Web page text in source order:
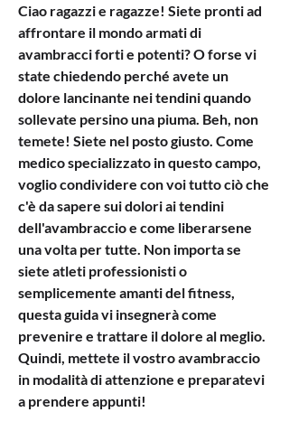
Ciao ragazzi e ragazze! Siete pronti ad
affrontare il mondo armati di
avambracci forti e potenti? O forse vi
state chiedendo perché avete un
dolore lancinante nei tendini quando
sollevate persino una piuma. Beh, non
temete! Siete nel posto giusto. Come
medico specializzato in questo campo,
voglio condividere con voi tutto ciò che
c'è da sapere sui dolori ai tendini
dell'avambraccio e come liberarsene
una volta per tutte. Non importa se
siete atleti professionisti o
semplicemente amanti del fitness,
questa guida vi insegnerà come
prevenire e trattare il dolore al meglio.
Quindi, mettete il vostro avambraccio
in modalità di attenzione e preparatevi
a prendere appunti!